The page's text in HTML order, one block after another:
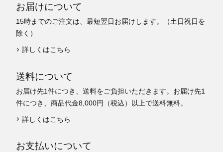
お届けについて
15時までのご注文は、最短翌日お届けします。（土日祝日を
除く）
詳しくはこちら
送料について
お届け先1件につき、送料をご負担いただきます。お届け先1
件につき、商品代金8,000円（税込）以上で送料無料。
詳しくはこちら
お支払いについて